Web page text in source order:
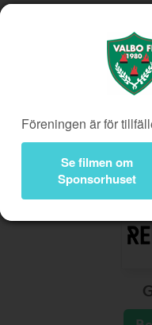
Köp genom
Presentkort
Bli medlem
Föreningen är för
Se filmen om
Sponsorhuset